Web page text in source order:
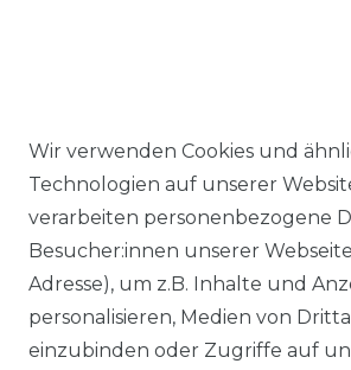
Ähnlicher Artikel
Casa Moda -
Bügelfreies
kurzarm Hemd
Farben (008070)
Wir verwenden Cookies und
Technologien auf unserer
verarbeiten personenbezogene
Besucher:innen unserer Webseite
Adresse), um z.B. Inhalte und
personalisieren, Medien von
einzubinden oder Zugriffe auf